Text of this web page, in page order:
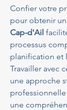
Confier votre
pour obtenir un
Cap-d'Ail
processus
planification et
Travailler avec
une approche
une